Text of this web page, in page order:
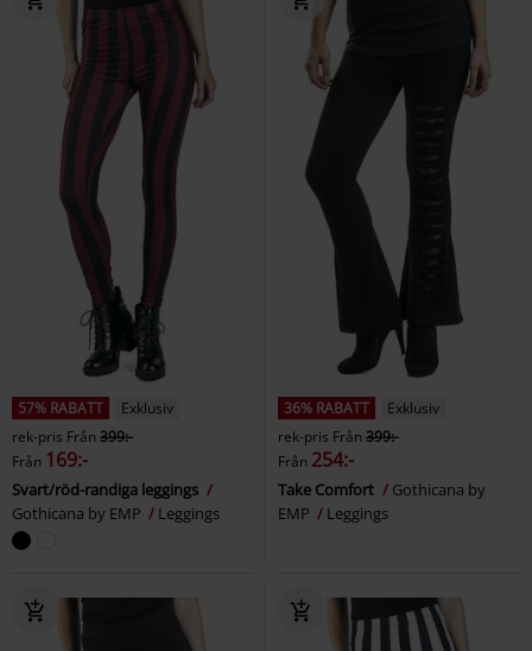
57% RABATT
Exklusiv
rek-pris Från399:-
Från 169:-
Svart/röd-randiga leggings
Gothicana by EMP
Leggings
36% RABATT
Exklusiv
rek-pris Från399:-
Från 254:-
Take Comfort
Gothicana by
EMP
Leggings